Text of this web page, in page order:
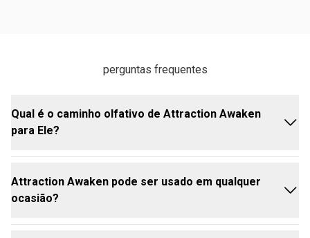
perguntas frequentes
Qual é o caminho olfativo de Attraction Awaken
para Ele?
O caminho olfativo é Oriental Madeira, trazendo
intensidade e sofisticação em cada aplicação.
Attraction Awaken pode ser usado em qualquer
ocasião?